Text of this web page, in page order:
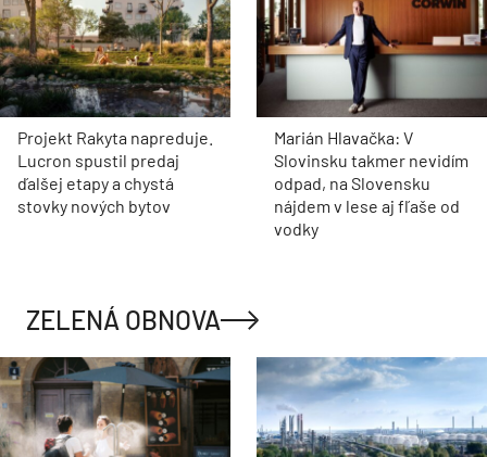
Projekt Rakyta napreduje.
Lucron spustil predaj
ďalšej etapy a chystá
stovky nových bytov
Marián Hlavačka: V
Slovinsku takmer nevidím
odpad, na Slovensku
nájdem v lese aj fľaše od
vodky
ZELENÁ OBNOVA